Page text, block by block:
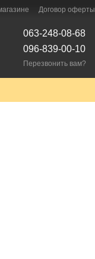
Договор оферты
063-248-08-68
096-839-00-10
Перезвонить вам?